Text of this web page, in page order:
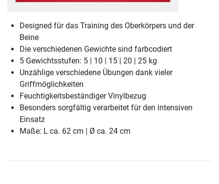
Designed für das Training des Oberkörpers und der
Beine
Die verschiedenen Gewichte sind farbcodiert
5 Gewichtsstufen: 5 | 10 | 15 | 20 | 25 kg
Unzählige verschiedene Übungen dank vieler
Griffmöglichkeiten
Feuchtigkeitsbeständiger Vinylbezug
Besonders sorgfältig verarbeitet für den intensiven
Einsatz
Maße: L ca. 62 cm | Ø ca. 24 cm